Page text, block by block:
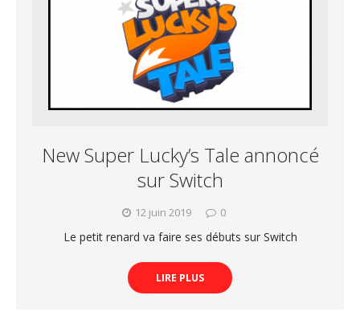
New Super Lucky’s Tale annoncé
sur Switch
12 juin 2019 0
Le petit renard va faire ses débuts sur Switch
LIRE PLUS